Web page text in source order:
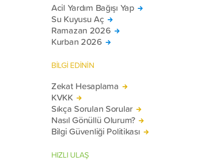
Acil Yardım Bağışı Yap
Su Kuyusu Aç
Ramazan 2026
Kurban 2026
BİLGİ EDİNİN
Zekat Hesaplama
KVKK
Sıkça Sorulan Sorular
Nasıl Gönüllü Olurum?
Bilgi Güvenliği Politikası
HIZLI ULAŞ